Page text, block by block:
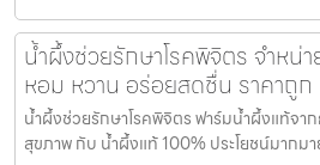
น้ำผึ้งช่วยรักษาโรคพิจิตร จำหน่
หอม หวาน อร่อยสดชื่น ราคาถูก
น้ำผึ้งช่วยรักษาโรคพิจิตร ฟาร์มน้ำผึ้งแท้จา
สุขภาพ กับ น้ำผึ้งแท้ 100% ประโยชน์มากม